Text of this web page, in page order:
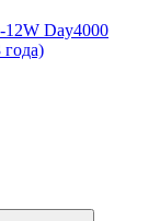
Day4000